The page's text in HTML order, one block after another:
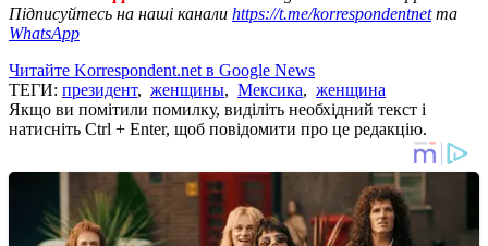
Підписуйтесь на наші канали https://t.me/korrespondentnetта
WhatsApp
Читайте Korrespondent.net в Google News
ТЕГИ: президент, женщины, Мексика, женщина
Якщо ви помітили помилку, виділіть необхідний текст і
натисніть Ctrl + Enter, щоб повідомити про це редакцію.